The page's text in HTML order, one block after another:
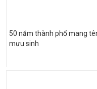
50 năm thành phố mang
mưu sinh